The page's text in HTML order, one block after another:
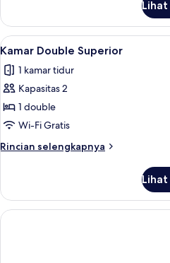
Kamar
Junior
Lihat
semua
foto
untuk
Kamar
Double
Superior
7
Kamar Double Superior
1 kamar tidur
Kapasitas 2
1 double
Wi-Fi Gratis
Rincian selengkapnya
Rincian
Kamar
Double
Superior